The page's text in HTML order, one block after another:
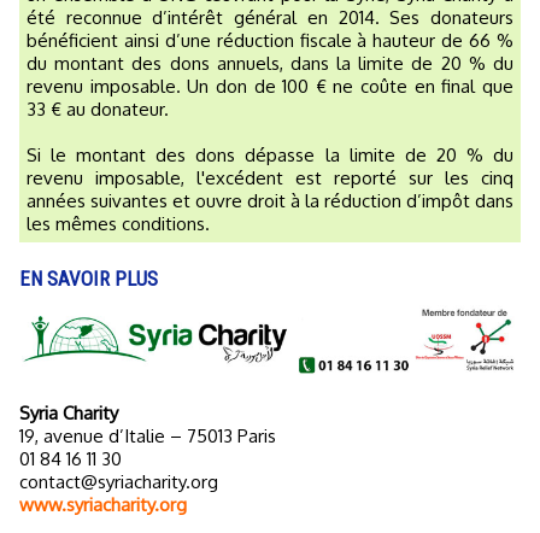
été reconnue d’intérêt général en 2014. Ses donateurs
bénéficient ainsi d’une réduction fiscale à hauteur de 66 %
du montant des dons annuels, dans la limite de 20 % du
revenu imposable. Un don de 100 € ne coûte en final que
33 € au donateur.
Si le montant des dons dépasse la limite de 20 % du
revenu imposable, l'excédent est reporté sur les cinq
années suivantes et ouvre droit à la réduction d’impôt dans
les mêmes conditions.
EN SAVOIR PLUS
Syria Charity
19, avenue d’Italie – 75013 Paris
01 84 16 11 30
contact@syriacharity.org
www.syriacharity.org